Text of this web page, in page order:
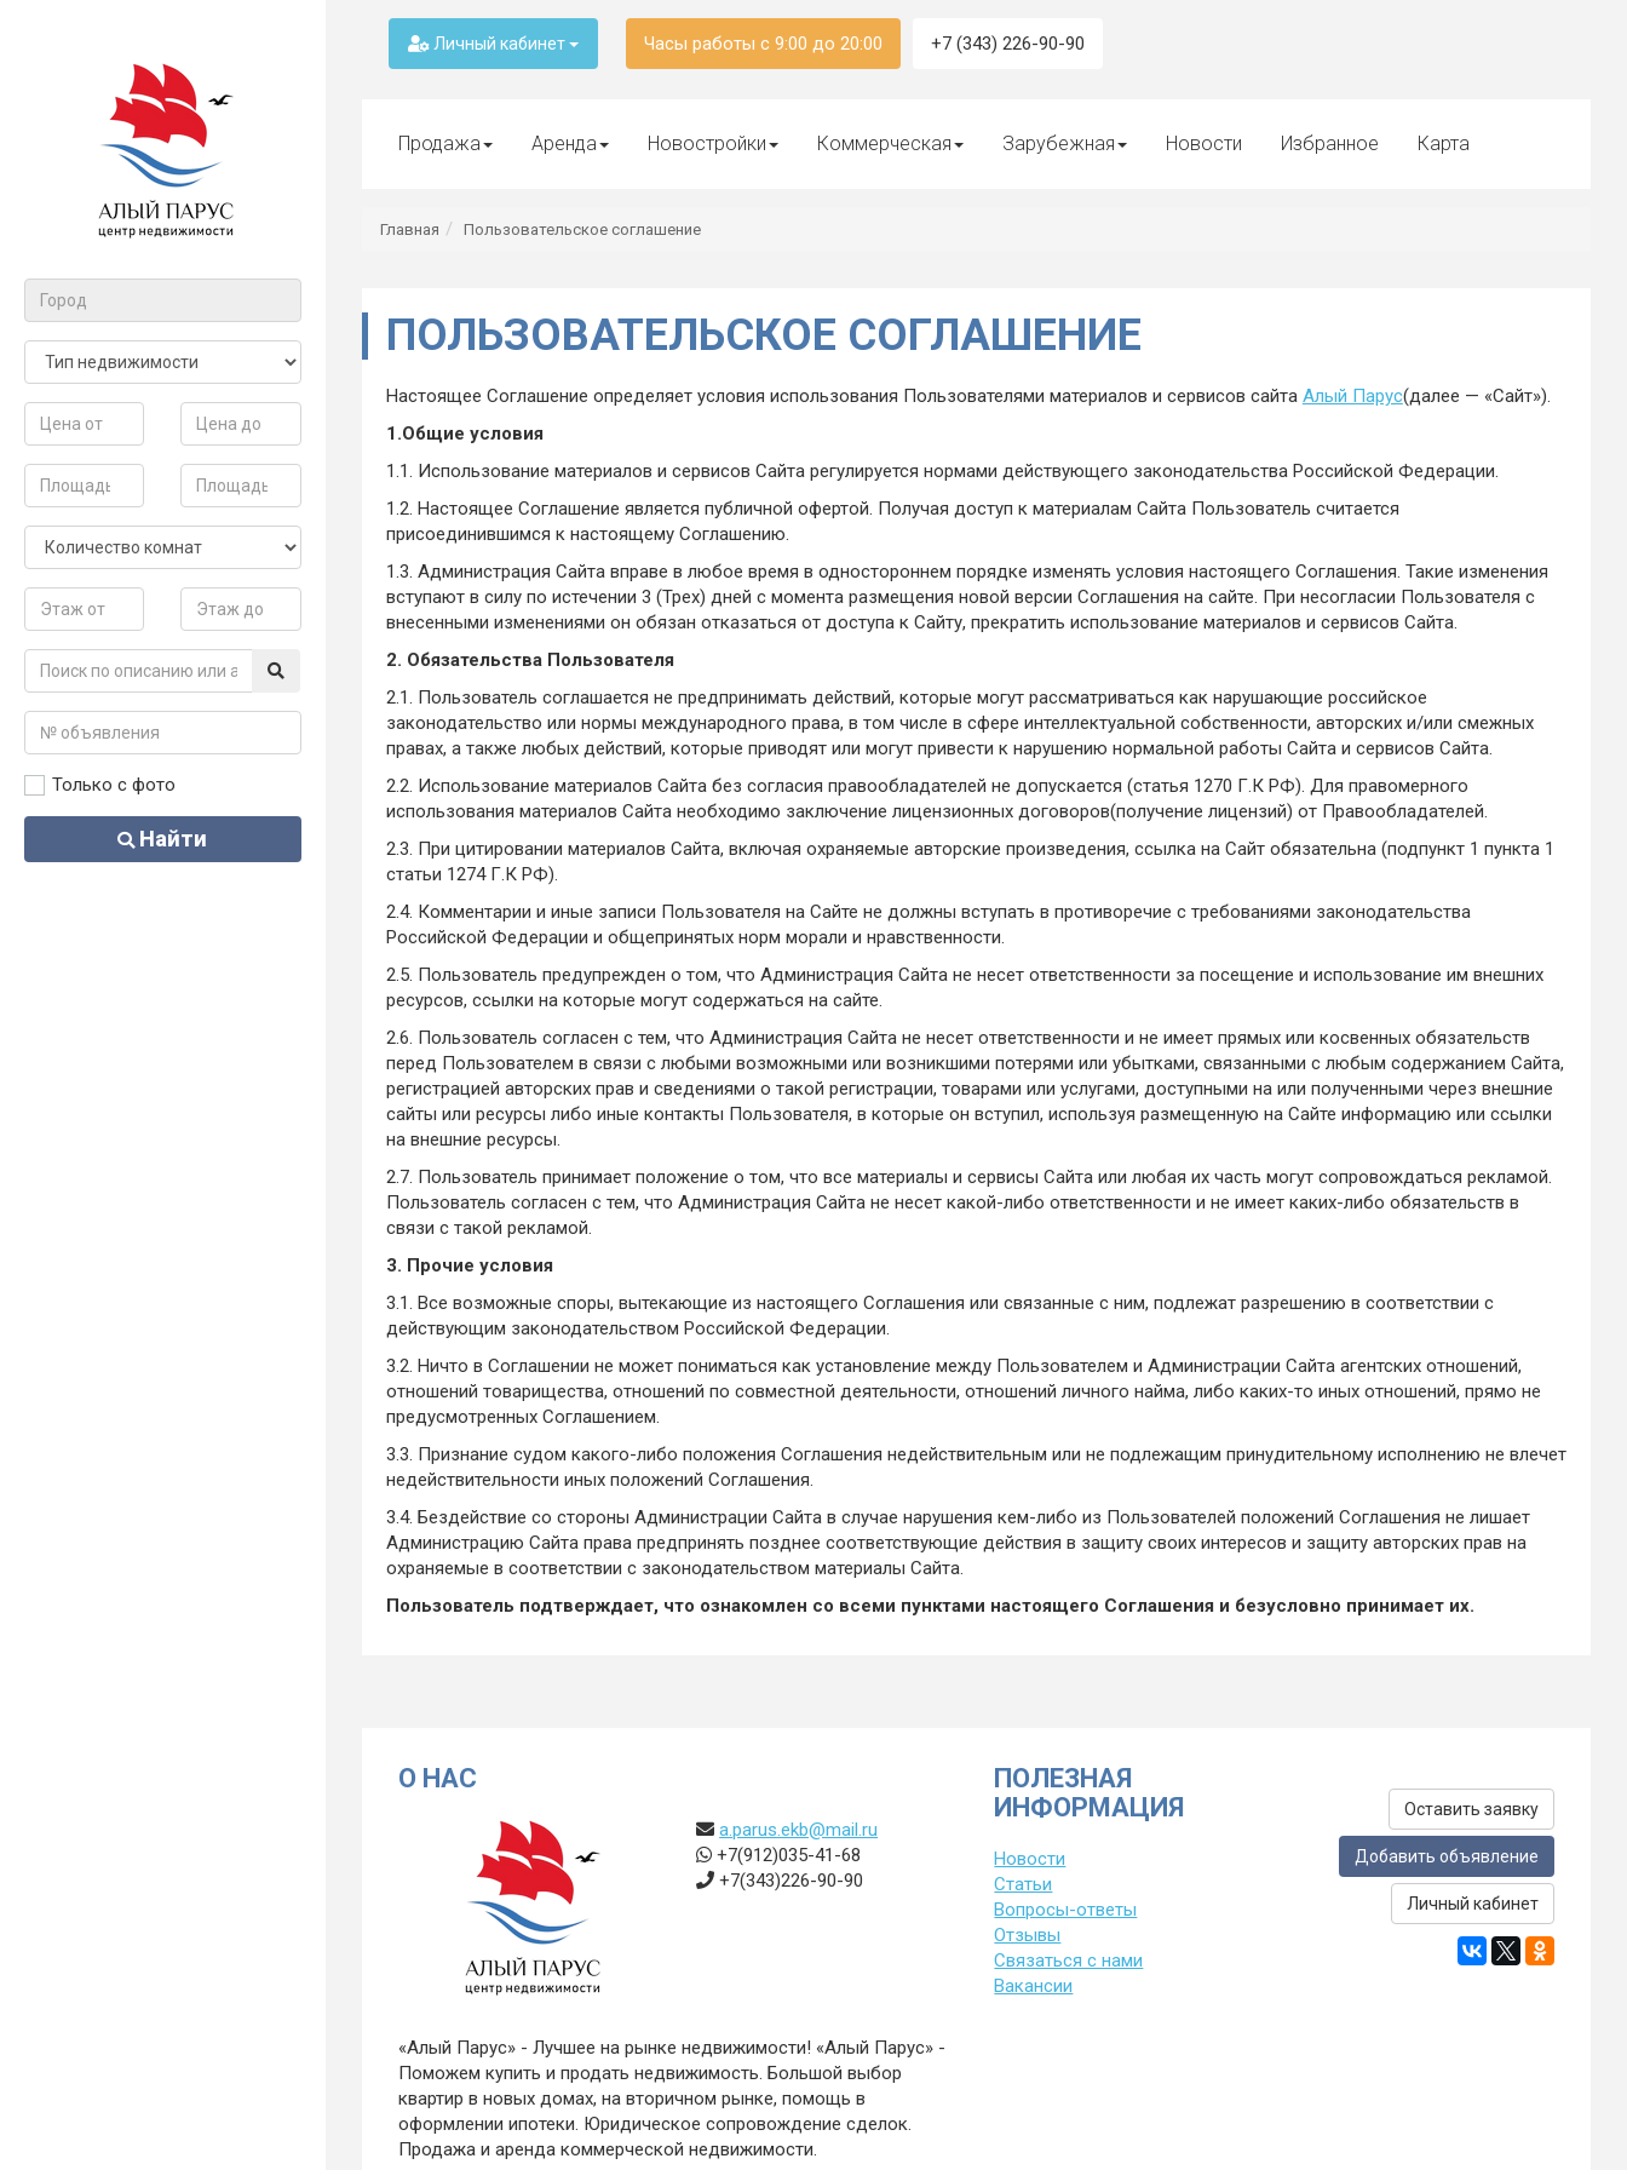
Только с фото
Найти
Личный кабинет Часы работы с 9:00 до 20:00 +7 (343) 226-90-90
Продажа Аренда Новостройки Коммерческая Зарубежная Новости Избранное Карта
Главная Пользовательское соглашение
ПОЛЬЗОВАТЕЛЬСКОЕ СОГЛАШЕНИЕ
Настоящее Соглашение определяет условия использования Пользователями материалов и сервисов сайта Алый Парус(далее — «Сайт»).
1.Общие условия
1.1. Использование материалов и сервисов Сайта регулируется нормами действующего законодательства Российской Федерации.
1.2. Настоящее Соглашение является публичной офертой. Получая доступ к материалам Сайта Пользователь считается
присоединившимся к настоящему Соглашению.
1.3. Администрация Сайта вправе в любое время в одностороннем порядке изменять условия настоящего Соглашения. Такие изменения
вступают в силу по истечении 3 (Трех) дней с момента размещения новой версии Соглашения на сайте. При несогласии Пользователя с
внесенными изменениями он обязан отказаться от доступа к Сайту, прекратить использование материалов и сервисов Сайта.
2. Обязательства Пользователя
2.1. Пользователь соглашается не предпринимать действий, которые могут рассматриваться как нарушающие российское
законодательство или нормы международного права, в том числе в сфере интеллектуальной собственности, авторских и/или смежных
правах, а также любых действий, которые приводят или могут привести к нарушению нормальной работы Сайта и сервисов Сайта.
2.2. Использование материалов Сайта без согласия правообладателей не допускается (статья 1270 Г.К РФ). Для правомерного
использования материалов Сайта необходимо заключение лицензионных договоров(получение лицензий) от Правообладателей.
2.3. При цитировании материалов Сайта, включая охраняемые авторские произведения, ссылка на Сайт обязательна (подпункт 1 пункта 1
статьи 1274 Г.К РФ).
2.4. Комментарии и иные записи Пользователя на Сайте не должны вступать в противоречие с требованиями законодательства
Российской Федерации и общепринятых норм морали и нравственности.
2.5. Пользователь предупрежден о том, что Администрация Сайта не несет ответственности за посещение и использование им внешних
ресурсов, ссылки на которые могут содержаться на сайте.
2.6. Пользователь согласен с тем, что Администрация Сайта не несет ответственности и не имеет прямых или косвенных обязательств
перед Пользователем в связи с любыми возможными или возникшими потерями или убытками, связанными с любым содержанием Сайта,
регистрацией авторских прав и сведениями о такой регистрации, товарами или услугами, доступными на или полученными через внешние
сайты или ресурсы либо иные контакты Пользователя, в которые он вступил, используя размещенную на Сайте информацию или ссылки
на внешние ресурсы.
2.7. Пользователь принимает положение о том, что все материалы и сервисы Сайта или любая их часть могут сопровождаться рекламой.
Пользователь согласен с тем, что Администрация Сайта не несет какой-либо ответственности и не имеет каких-либо обязательств в
связи с такой рекламой.
3. Прочие условия
3.1. Все возможные споры, вытекающие из настоящего Соглашения или связанные с ним, подлежат разрешению в соответствии с
действующим законодательством Российской Федерации.
3.2. Ничто в Соглашении не может пониматься как установление между Пользователем и Администрации Сайта агентских отношений,
отношений товарищества, отношений по совместной деятельности, отношений личного найма, либо каких-то иных отношений, прямо не
предусмотренных Соглашением.
3.3. Признание судом какого-либо положения Соглашения недействительным или не подлежащим принудительному исполнению не влечет
недействительности иных положений Соглашения.
3.4. Бездействие со стороны Администрации Сайта в случае нарушения кем-либо из Пользователей положений Соглашения не лишает
Администрацию Сайта права предпринять позднее соответствующие действия в защиту своих интересов и защиту авторских прав на
охраняемые в соответствии с законодательством материалы Сайта.
Пользователь подтверждает, что ознакомлен со всеми пунктами настоящего Соглашения и безусловно принимает их.
О НАС
a.parus.ekb@mail.ru
+7(912)035-41-68
+7(343)226-90-90
«Алый Парус» - Лучшее на рынке недвижимости! «Алый Парус» -
Поможем купить и продать недвижимость. Большой выбор
квартир в новых домах, на вторичном рынке, помощь в
оформлении ипотеки. Юридическое сопровождение сделок.
Продажа и аренда коммерческой недвижимости.
ПОЛЕЗНАЯ
ИНФОРМАЦИЯ
Новости
Статьи
Вопросы-ответы
Отзывы
Связаться с нами
Вакансии
Оставить заявку
Добавить объявление
Личный кабинет